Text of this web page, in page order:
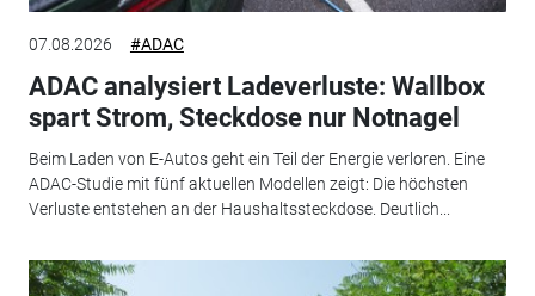
07.08.2026 #ADAC
ADAC analysiert Ladeverluste: Wallbox
spart Strom, Steckdose nur Notnagel
Beim Laden von E-Autos geht ein Teil der Energie verloren. Eine
ADAC-Studie mit fünf aktuellen Modellen zeigt: Die höchsten
Verluste entstehen an der Haushaltssteckdose. Deutlich...